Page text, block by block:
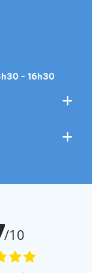
- 16h30